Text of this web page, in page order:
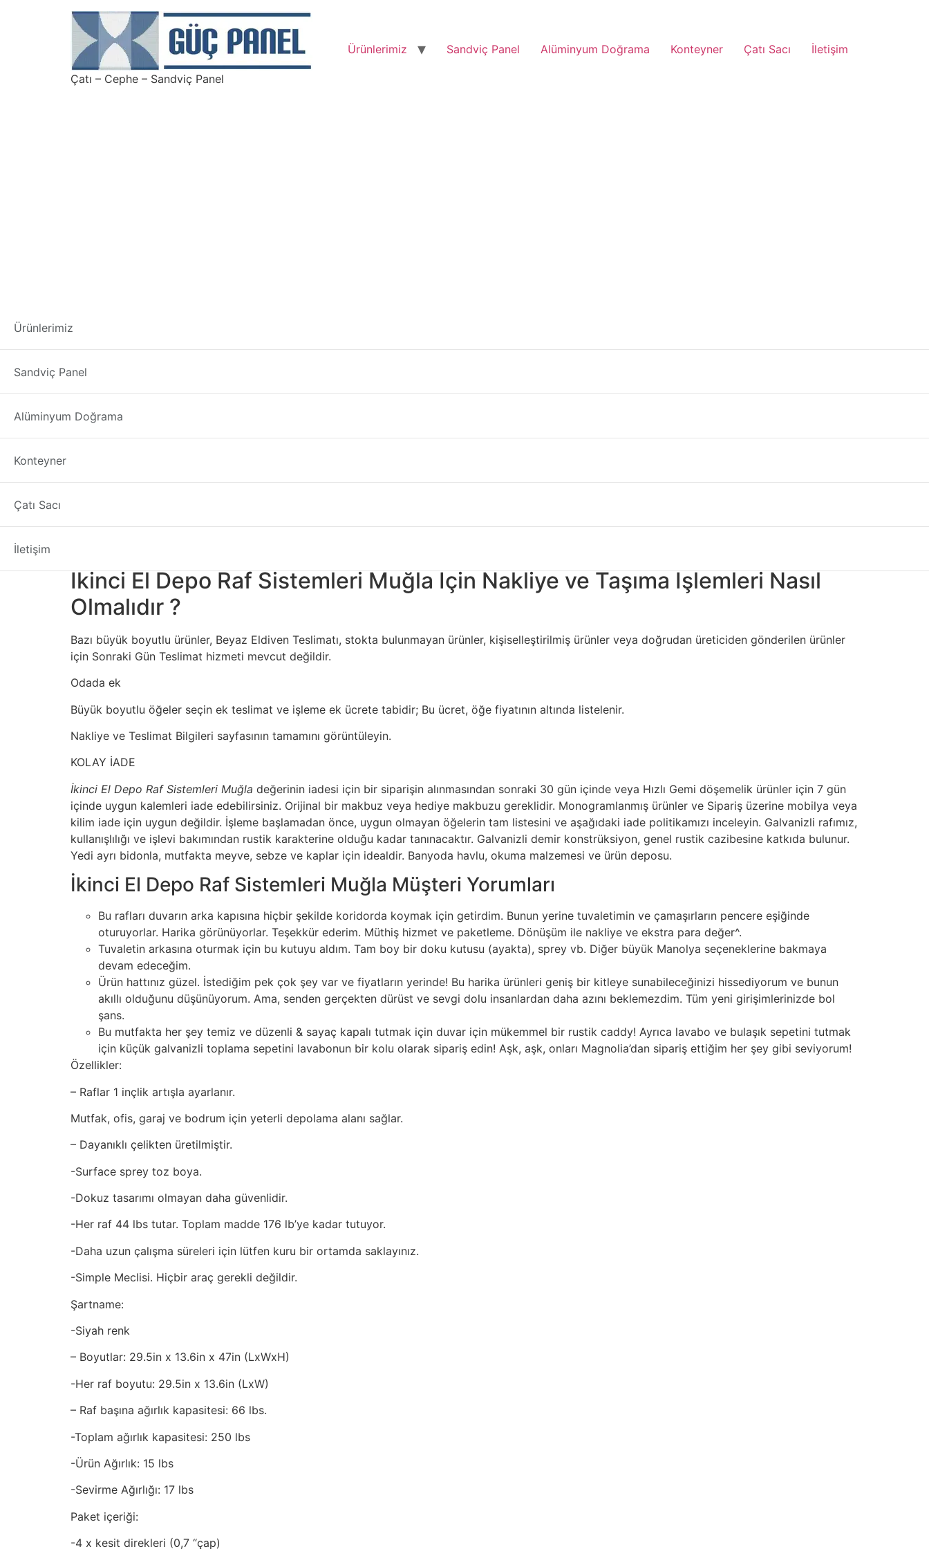
Çatı – Cephe – Sandviç Panel
Ürünlerimiz Sandviç Panel Alüminyum Doğrama Konteyner Çatı Sacı İletişim
Ürünlerimiz
Sandviç Panel
Alüminyum Doğrama
Konteyner
Çatı Sacı
İletişim
İkinci El Depo Raf Sistemleri Muğla
karşı korur. Bu raf duvara sabitlenmelidir. Arka panel, daha kolay hale getirmek için önceden delinmiş deliklere sahiptir. Değişik duvar malzemeleri için
değişik raptiye türleri gereklidir. Evinizdeki duvarlara uygun bağlantı elemanları kullanın. Bakım talimatları Nemli bir bezle silerek temizleyiniz. Yeni
kurmak istediğiniz mağazalarda, depolarda ve birçok endüstriyel alanda bu ikinci el raf malzemesiniz gönül rahatlığı ile kullanabilirsiniz.
İkinci El Depo Raf Sistemleri Muğla Boyutlar ve Ebatları
İkinci El Depo Raf Sistemleri Muğla İçin Nakliye ve Taşıma İşlemleri Nasıl
Olmalıdır ?
Bazı büyük boyutlu ürünler, Beyaz Eldiven Teslimatı, stokta bulunmayan ürünler, kişiselleştirilmiş ürünler veya doğrudan üreticiden gönderilen ürünler
için Sonraki Gün Teslimat hizmeti mevcut değildir.
Odada ek
Büyük boyutlu öğeler seçin ek teslimat ve işleme ek ücrete tabidir; Bu ücret, öğe fiyatının altında listelenir.
Nakliye ve Teslimat Bilgileri sayfasının tamamını görüntüleyin.
KOLAY İADE
İkinci El Depo Raf Sistemleri Muğla değerinin iadesi için bir siparişin alınmasından sonraki 30 gün içinde veya Hızlı Gemi döşemelik ürünler için 7 gün
içinde uygun kalemleri iade edebilirsiniz. Orijinal bir makbuz veya hediye makbuzu gereklidir. Monogramlanmış ürünler ve Sipariş üzerine mobilya veya
kilim iade için uygun değildir. İşleme başlamadan önce, uygun olmayan öğelerin tam listesini ve aşağıdaki iade politikamızı inceleyin. Galvanizli rafımız,
kullanışlılığı ve işlevi bakımından rustik karakterine olduğu kadar tanınacaktır. Galvanizli demir konstrüksiyon, genel rustik cazibesine katkıda bulunur.
Yedi ayrı bidonla, mutfakta meyve, sebze ve kaplar için idealdir. Banyoda havlu, okuma malzemesi ve ürün deposu.
İkinci El Depo Raf Sistemleri Muğla Müşteri Yorumları
Bu rafları duvarın arka kapısına hiçbir şekilde koridorda koymak için getirdim. Bunun yerine tuvaletimin ve çamaşırların pencere eşiğinde
oturuyorlar. Harika görünüyorlar. Teşekkür ederim. Müthiş hizmet ve paketleme. Dönüşüm ile nakliye ve ekstra para değer^.
Tuvaletin arkasına oturmak için bu kutuyu aldım. Tam boy bir doku kutusu (ayakta), sprey vb. Diğer büyük Manolya seçeneklerine bakmaya
devam edeceğim.
Ürün hattınız güzel. İstediğim pek çok şey var ve fiyatların yerinde! Bu harika ürünleri geniş bir kitleye sunabileceğinizi hissediyorum ve bunun
akıllı olduğunu düşünüyorum. Ama, senden gerçekten dürüst ve sevgi dolu insanlardan daha azını beklemezdim. Tüm yeni girişimlerinizde bol
şans.
Bu mutfakta her şey temiz ve düzenli & sayaç kapalı tutmak için duvar için mükemmel bir rustik caddy! Ayrıca lavabo ve bulaşık sepetini tutmak
için küçük galvanizli toplama sepetini lavabonun bir kolu olarak sipariş edin! Aşk, aşk, onları Magnolia’dan sipariş ettiğim her şey gibi seviyorum!
Özellikler:
– Raflar 1 inçlik artışla ayarlanır.
Mutfak, ofis, garaj ve bodrum için yeterli depolama alanı sağlar.
– Dayanıklı çelikten üretilmiştir.
-Surface sprey toz boya.
-Dokuz tasarımı olmayan daha güvenlidir.
-Her raf 44 lbs tutar. Toplam madde 176 lb’ye kadar tutuyor.
-Daha uzun çalışma süreleri için lütfen kuru bir ortamda saklayınız.
-Simple Meclisi. Hiçbir araç gerekli değildir.
Şartname:
-Siyah renk
– Boyutlar: 29.5in x 13.6in x 47in (LxWxH)
-Her raf boyutu: 29.5in x 13.6in (LxW)
– Raf başına ağırlık kapasitesi: 66 lbs.
-Toplam ağırlık kapasitesi: 250 lbs
-Ürün Ağırlık: 15 lbs
-Sevirme Ağırlığı: 17 lbs
Paket içeriği:
-4 x kesit direkleri (0,7 “çap)